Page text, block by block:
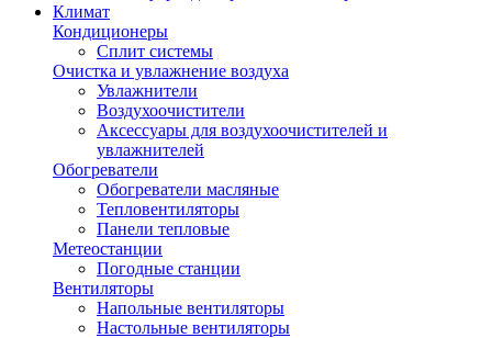
Климат
Кондиционеры
Сплит системы
Очистка и увлажнение воздуха
Увлажнители
Воздухоочистители
Аксессуары для воздухоочистителей и
увлажнителей
Обогреватели
Обогреватели масляные
Тепловентиляторы
Панели тепловые
Метеостанции
Погодные станции
Вентиляторы
Напольные вентиляторы
Настольные вентиляторы